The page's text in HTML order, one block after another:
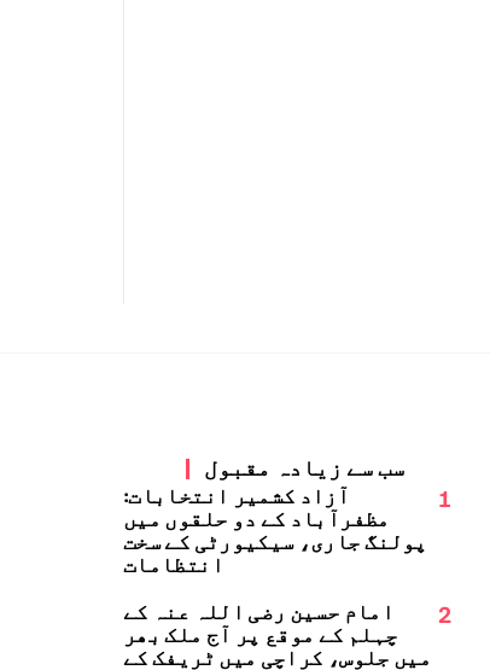
سب سے زیادہ مقبول
1
آزاد کشمیر انتخابات:
مظفرآباد کے دو حلقوں میں
پولنگ جاری، سیکیورٹی کے سخت
انتظامات
2
امام حسین رضی اللہ عنہ کے
چہلم کے موقع پر آج ملک بھر
میں جلوس، کراچی میں ٹریفک کے